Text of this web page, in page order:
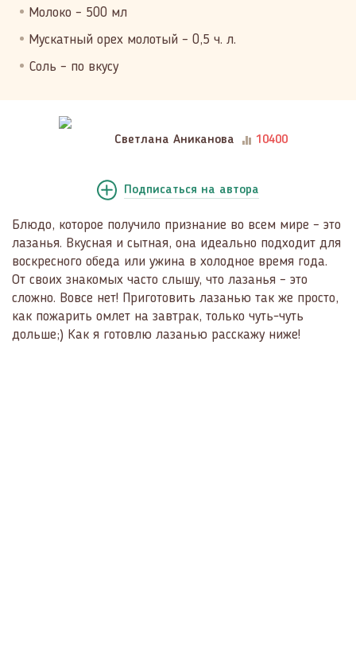
Молоко – 500 мл
Мускатный орех молотый – 0,5 ч. л.
Соль – по вкусу
Светлана Аниканова 10400
Подписаться на автора
Блюдо, которое получило признание во всем мире – это
лазанья. Вкусная и сытная, она идеально подходит для
воскресного обеда или ужина в холодное время года.
От своих знакомых часто слышу, что лазанья – это
сложно. Вовсе нет! Приготовить лазанью так же просто,
как пожарить омлет на завтрак, только чуть-чуть
дольше;) Как я готовлю лазанью расскажу ниже!